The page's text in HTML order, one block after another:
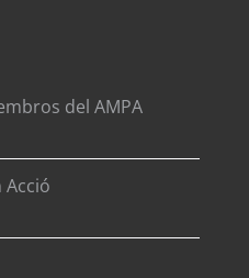
del AMPA
Acció